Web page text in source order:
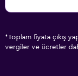
*Toplam fiyata çıkış
vergiler ve ücretler